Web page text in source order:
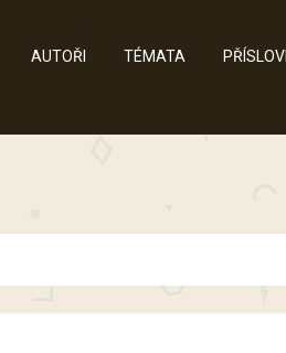
AUTOŘI TÉMATA PŘÍSLOVÍ